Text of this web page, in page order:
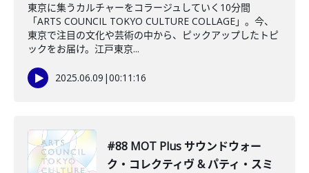
東京に集うカルチャーをコラージュしていく10分間
「ARTS COUNCIL TOKYO CULTURE COLLAGE」。今、
東京で注目の文化や芸術の中から、ピックアップしたトピ
ックをお届け。江戸東京...
2025.06.09 |00:11:16
#88 MOT Plus サウンドウォー
ク・コレクティヴ & パティ・スミ